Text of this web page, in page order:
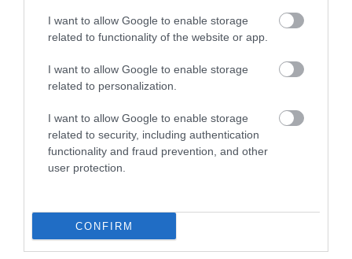
I want to allow Google to enable storage
related to functionality of the website or app.
I want to allow Google to enable storage
related to personalization.
I want to allow Google to enable storage
related to security, including authentication
functionality and fraud prevention, and other
user protection.
CONFIRM
Túl a szerelem fájdalmán válás után: Hogyan légy újra
sza...